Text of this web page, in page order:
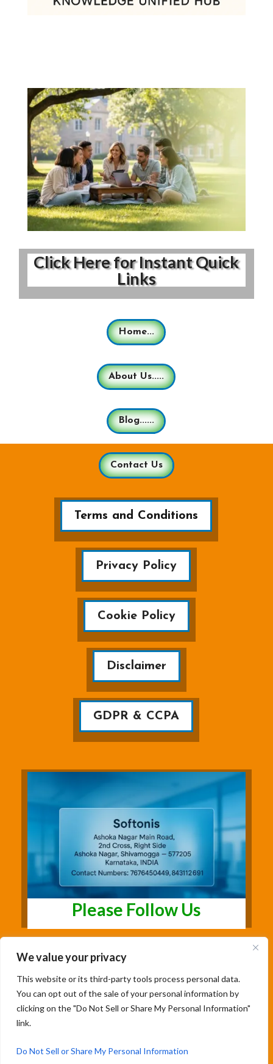
We value your privacy
This website or its third-party tools process personal data.
You can opt out of the sale of your personal information by
clicking on the "Do Not Sell or Share My Personal Information"
link.
Do Not Sell or Share My Personal Information
Click Here for Instant Quick
Links
Home...
About Us.....
Blog......
Contact Us
Terms and Conditions
Privacy Policy
Cookie Policy
Disclaimer
GDPR & CCPA
Please Follow Us
& Developed By Soumya Patil |